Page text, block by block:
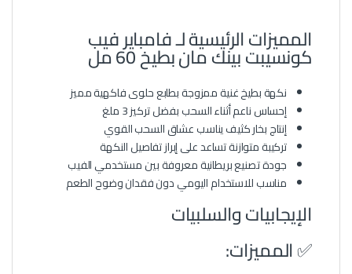
المميزات الرئيسية لـ فامباير فيب
كونسيبت بينك مان بطيخ 60 مل
نكهة بطيخ غنية ممزوجة بطابع حلوى فاكهية مميز
إحساس ناعم أثناء السحب بفضل تركيز 3 ملغ
إنتاج بخار كثيف يناسب عشاق السحب القوي
تركيبة متوازنة تساعد على إبراز تفاصيل النكهة
جودة تصنيع بريطانية معروفة بين مستخدمي الفيب
مناسب للاستخدام اليومي دون فقدان وضوح الطعم
الإيجابيات والسلبيات
✅ المميزات: